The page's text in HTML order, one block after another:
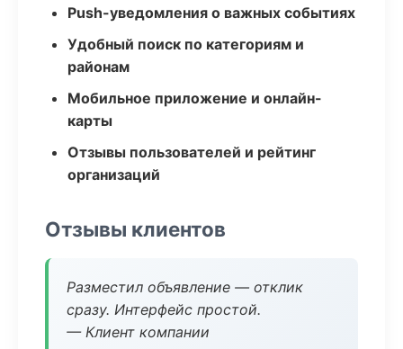
Push-уведомления о важных событиях
Удобный поиск по категориям и
районам
Мобильное приложение и онлайн-
карты
Отзывы пользователей и рейтинг
организаций
Отзывы клиентов
Разместил объявление — отклик
сразу. Интерфейс простой.
— Клиент компании